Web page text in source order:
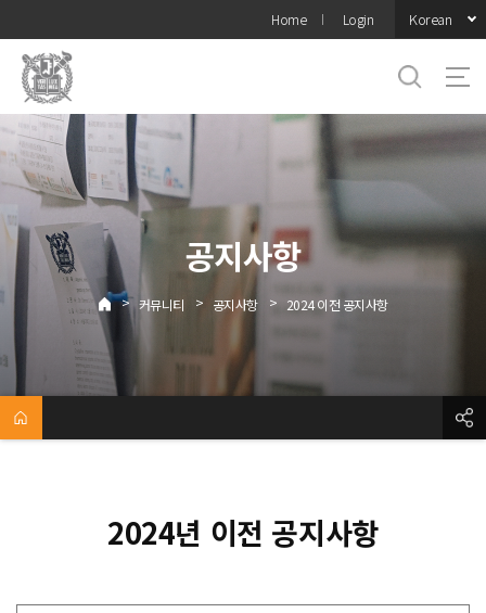
메뉴
Home Login Korean
공지사항
> 커뮤니티 > 공지사항 > 2024 이전 공지사항
2024년 이전 공지사항